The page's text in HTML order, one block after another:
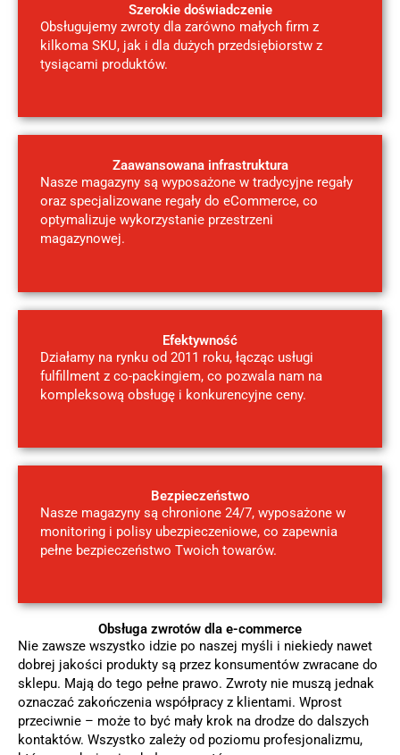
Szerokie doświadczenie
Obsługujemy zwroty dla zarówno małych firm z
kilkoma SKU, jak i dla dużych przedsiębiorstw z
tysiącami produktów.
Zaawansowana infrastruktura
Nasze magazyny są wyposażone w tradycyjne regały
oraz specjalizowane regały do eCommerce, co
optymalizuje wykorzystanie przestrzeni
magazynowej.
Efektywność
Działamy na rynku od 2011 roku, łącząc usługi
fulfillment z co-packingiem, co pozwala nam na
kompleksową obsługę i konkurencyjne ceny.
Bezpieczeństwo
Nasze magazyny są chronione 24/7, wyposażone w
monitoring i polisy ubezpieczeniowe, co zapewnia
pełne bezpieczeństwo Twoich towarów.
Obsługa zwrotów dla e-commerce
Nie zawsze wszystko idzie po naszej myśli i niekiedy nawet
dobrej jakości produkty są przez konsumentów zwracane do
sklepu. Mają do tego pełne prawo. Zwroty nie muszą jednak
oznaczać zakończenia współpracy z klientami. Wprost
przeciwnie – może to być mały krok na drodze do dalszych
kontaktów. Wszystko zależy od poziomu profesjonalizmu,